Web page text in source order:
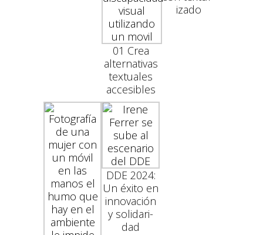
01 Crea
alter­na­ti­vas
tex­tuales
acce­si­bles
iza­do
DDE 2024:
Un éxi­to en
inno­vación
y sol­i­dari­
dad